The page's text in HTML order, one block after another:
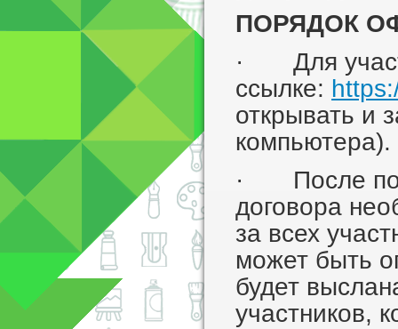
ПОРЯДОК
· Для
ссылке:
открывать и
компьютера).
· После
договора
за всех
может быть
будет
участников,